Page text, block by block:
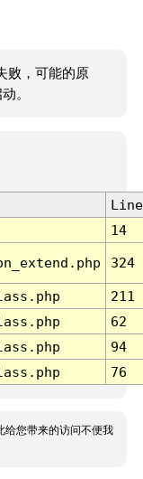
败，可能的原
。
Line
14
324
211
62
94
76
给您带来的访问不便我